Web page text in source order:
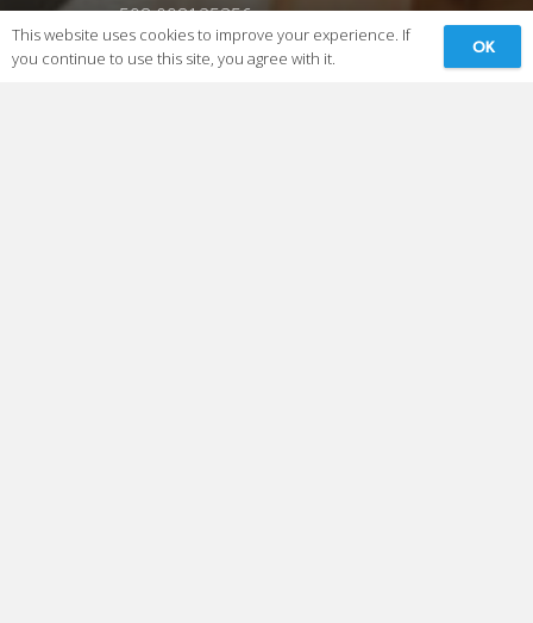
+598 098125356
Pr. Cristiano Flores
This website uses cookies to improve your experience. If
you continue to use this site, you agree with it.
OK